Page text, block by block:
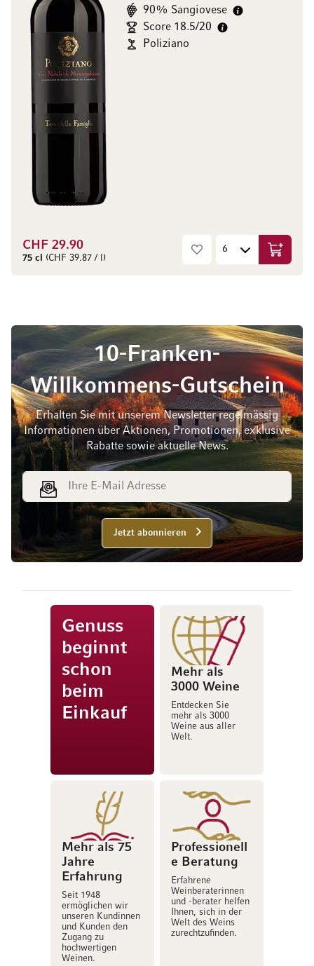
90% Sangiovese
Score 18.5/20
Poliziano
CHF 29.90
75 cl (CHF 39.87 / l) In den
10-Franken-
Willkommens-Gutschein
Erhalten Sie mit unserem Newsletter regelmässig
Informationen über Aktionen, Promotionen, exklusive
Rabatte sowie aktuelle News.
E-Mail Adresse
Jetzt abonnieren
Genuss
beginnt
schon
beim
Einkauf
Mehr als
3000 Weine
Entdecken Sie
mehr als 3000
Weine aus aller
Welt.
Mehr als 75
Jahre
Erfahrung
Seit 1948
ermöglichen wir
unseren Kundinnen
und Kunden den
Zugang zu
hochwertigen
Weinen.
Professionell
e Beratung
Erfahrene
Weinberaterinnen
und -berater helfen
Ihnen, sich in der
Welt des Weins
zurechtzufinden.